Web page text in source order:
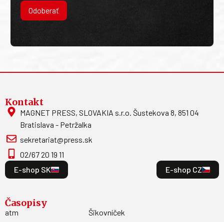
Odoberať
Kontakt
MAGNET PRESS, SLOVAKIA s.r.o. Šustekova 8, 851 04
Bratislava - Petržalka
sekretariat@press.sk
02/67 20 19 11
E-shop SK
E-shop CZ
Časopisy
atm
Šikovníček